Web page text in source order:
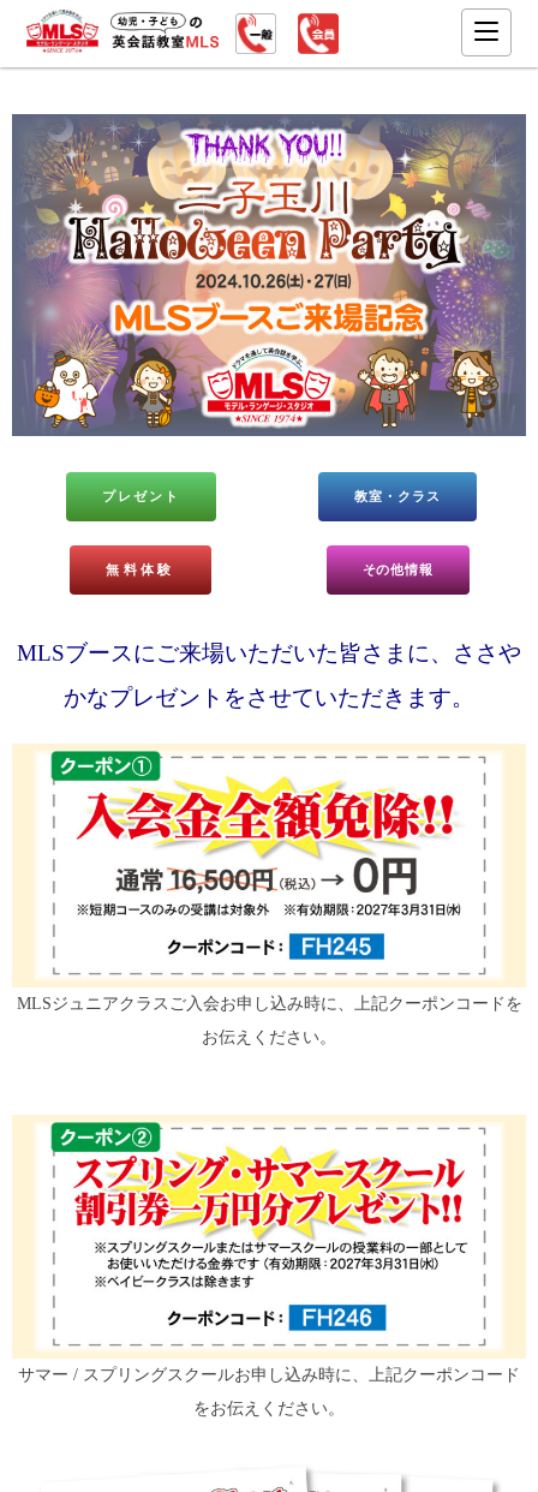
プレゼント 教室・クラス
無料体験 その他情報
MLSブースにご来場いただいた皆さまに、ささや
かなプレゼントをさせていただきます。
MLSジュニアクラスご入会お申し込み時に、上記クーポンコードを
お伝えください。
サマー / スプリングスクールお申し込み時に、上記クーポンコード
をお伝えください。